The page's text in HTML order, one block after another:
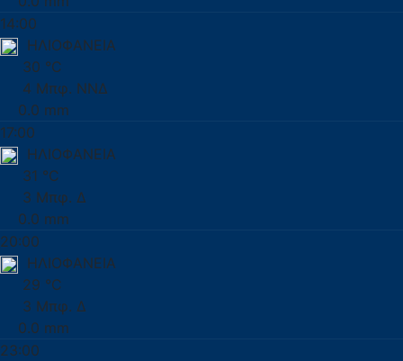
14:00
ΗΛΙΟΦΑΝΕΙΑ
30 °C
4 Μπφ. ΝΝΔ
0.0 mm
17:00
ΗΛΙΟΦΑΝΕΙΑ
31 °C
3 Μπφ. Δ
0.0 mm
20:00
ΗΛΙΟΦΑΝΕΙΑ
29 °C
3 Μπφ. Δ
0.0 mm
23:00